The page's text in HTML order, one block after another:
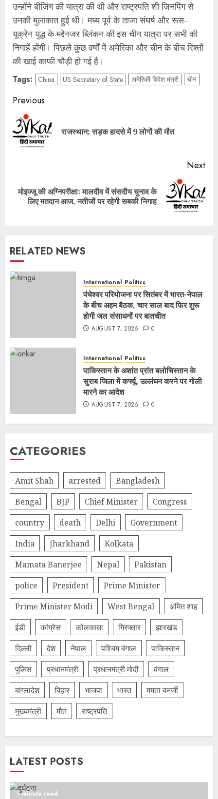
उन्होंने बीजिंग की यात्रा की थी और राष्ट्रपति शी जिनपिंग से
उनकी मुलाकात हुई थी। मध्य पूर्व के ताजा संघर्ष और रूस-
यूक्रेन युद्ध के मद्देनजर ब्लिंकन की इस चीन यात्रा पर सभी की
निगाहें होंगी। पिछले कुछ वर्षों में अमेरिका और चीन के बीच रिश्तों
की खाई काफी चौड़ी हो गई है।
Tags: China US Secretary of State अमेरिकी विदेश मंत्री चीन
Post
navigation
Previous
राजस्थान: सड़क हादसे में 9 लोगों की मौत
Next
Next
post:
मोइज्जू की अग्निपरीक्षाः मालदीव में संसदीय चुनाव के
लिए मतदान आज, नतीजों पर रहेगी सबकी निगाह
RELATED NEWS
International Politics
पंचेश्वर परियोजना पर सितंबर में भारत-नेपाल
के बीच अहम बैठक, चार साल बाद फिर शुरू
होगी जल संसाधनों पर बातचीत
AUGUST 7, 2026 0
International Politics
पाकिस्तान के अशांत प्रांत बलोचिस्तान के
सुराब जिला में कर्फ्यू, उल्लंघन करने पर गोली
मारने का आदेश
AUGUST 7, 2026 0
CATEGORIES
Amit Shah arrested
Bangladesh
Bengal
BJP Chief Minister
Congress
country
death Delhi
Government
India
Jharkhand
Kolkata
Mamata Banerjee
Nepal
Pakistan
police
President
Prime Minister
Prime Minister Modi
West Bengal
अमित शाह
ईडी
कांग्रेस कोलकाता गिरफ्तार
झारखंड
दिल्‍ली
देश नेपाल पश्चिम बंगाल
पाकिस्तान
पुलिस
प्रधानमंत्री प्रधानमंत्री मोदी
बंगाल
बांग्लादेश
बिहार भाजपा भारत
ममता बनर्जी
मुख्यमंत्री
मौत राष्ट्रपति
LATEST POSTS
1 minute read